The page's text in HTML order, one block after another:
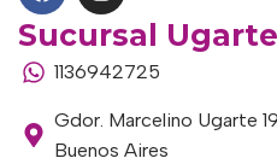
Sucursal Ugarte
1136942725
Gdor. Marcelino Ugarte
Buenos Aires